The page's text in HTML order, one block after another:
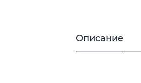
Описание